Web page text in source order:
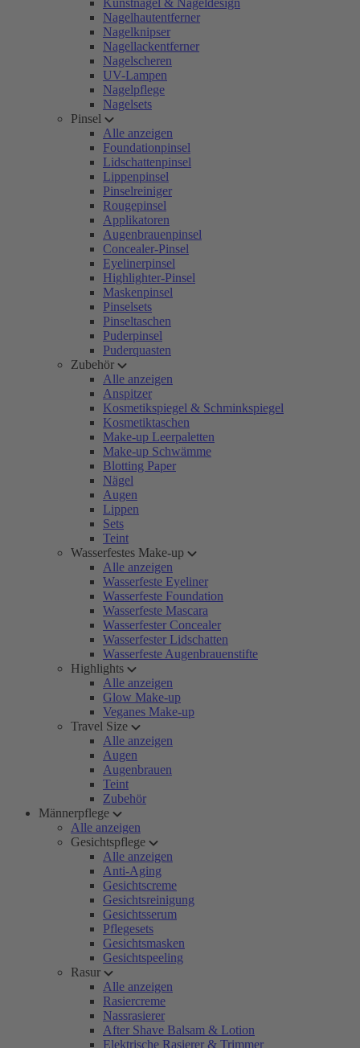
Kunstnägel & Nageldesign
Nagelhautentferner
Nagelknipser
Nagellackentferner
Nagelscheren
UV-Lampen
Nagelpflege
Nagelsets
Pinsel
Alle anzeigen
Foundationpinsel
Lidschattenpinsel
Lippenpinsel
Pinselreiniger
Rougepinsel
Applikatoren
Augenbrauenpinsel
Concealer-Pinsel
Eyelinerpinsel
Highlighter-Pinsel
Maskenpinsel
Pinselsets
Pinseltaschen
Puderpinsel
Puderquasten
Zubehör
Alle anzeigen
Anspitzer
Kosmetikspiegel & Schminkspiegel
Kosmetiktaschen
Make-up Leerpaletten
Make-up Schwämme
Blotting Paper
Nägel
Augen
Lippen
Sets
Teint
Wasserfestes Make-up
Alle anzeigen
Wasserfeste Eyeliner
Wasserfeste Foundation
Wasserfeste Mascara
Wasserfester Concealer
Wasserfester Lidschatten
Wasserfeste Augenbrauenstifte
Highlights
Alle anzeigen
Glow Make-up
Veganes Make-up
Travel Size
Alle anzeigen
Augen
Augenbrauen
Teint
Zubehör
Männerpflege
Alle anzeigen
Gesichtspflege
Alle anzeigen
Anti-Aging
Gesichtscreme
Gesichtsreinigung
Gesichtsserum
Pflegesets
Gesichtsmasken
Gesichtspeeling
Rasur
Alle anzeigen
Rasiercreme
Nassrasierer
After Shave Balsam & Lotion
Elektrische Rasierer & Trimmer